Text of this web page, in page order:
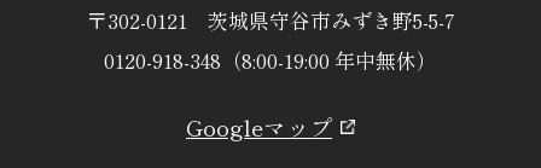
〒302-0121 茨城県守谷市みずき野5-5-7
0120-918-348（8:00-19:00 年中無休）
Googleマップ